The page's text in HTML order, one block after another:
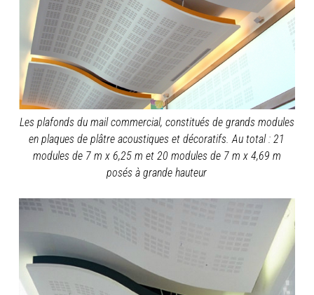
Les plafonds du mail commercial, constitués de grands modules
en plaques de plâtre acoustiques et décoratifs. Au total : 21
modules de 7 m x 6,25 m et 20 modules de 7 m x 4,69 m
posés à grande hauteur